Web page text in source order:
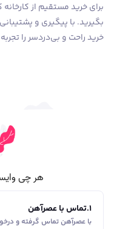
برای خرید مستقیم از
بگیرید. با پیگیری و
خرید راحت و بی‌دردسر را
1
.تماس با عصرآهن
با عصرآهن تماس گرفته و